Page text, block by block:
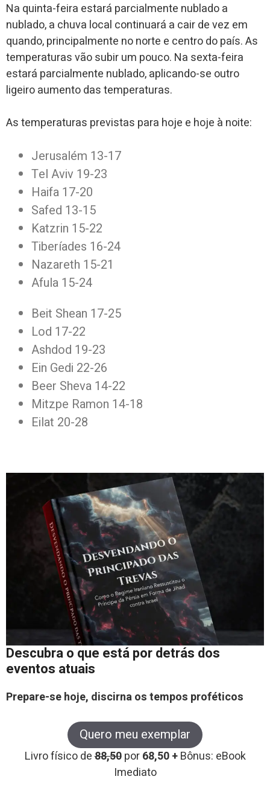
Na quinta-feira estará parcialmente nublado a
nublado, a chuva local continuará a cair de vez em
quando, principalmente no norte e centro do país. As
temperaturas vão subir um pouco. Na sexta-feira
estará parcialmente nublado, aplicando-se outro
ligeiro aumento das temperaturas.
As temperaturas previstas para hoje e hoje à noite:
Jerusalém 13-17
Tel Aviv 19-23
Haifa 17-20
Safed 13-15
Katzrin 15-22
Tiberíades 16-24
Nazareth 15-21
Afula 15-24
Beit Shean 17-25
Lod 17-22
Ashdod 19-23
Ein Gedi 22-26
Beer Sheva 14-22
Mitzpe Ramon 14-18
Eilat 20-28
Descubra o que está por detrás dos
eventos atuais
Prepare-se hoje, discirna os tempos proféticos
Quero meu exemplar
Livro físico de88,50 por68,50 +Bônus: eBook
Imediato